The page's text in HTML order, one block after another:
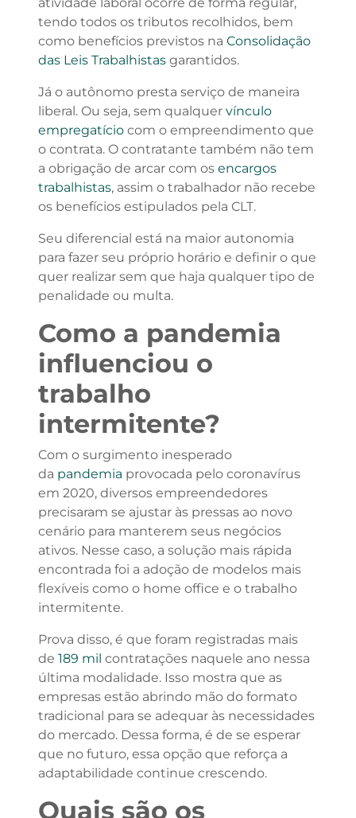
tendo todos os tributos recolhidos, bem
como benefícios previstos na Consolidação
das Leis Trabalhistasgarantidos.
Já o autônomo presta serviço de maneira
liberal. Ou seja, sem qualquer vínculo
empregatíciocom o empreendimento que
o contrata. O contratante também não tem
a obrigação de arcar com os encargos
trabalhistas, assim o trabalhador não recebe
os benefícios estipulados pela CLT.
Seu diferencial está na maior autonomia
para fazer seu próprio horário e definir o que
quer realizar sem que haja qualquer tipo de
penalidade ou multa.
Como a pandemia
influenciou o
trabalho
intermitente?
Com o surgimento inesperado
da pandemia provocada pelo coronavírus
em 2020, diversos empreendedores
precisaram se ajustar às pressas ao novo
cenário para manterem seus negócios
ativos. Nesse caso, a solução mais rápida
encontrada foi a adoção de modelos mais
flexíveis como o home office e o trabalho
intermitente.
Prova disso, é que foram registradas mais
de 189 mil contratações naquele ano nessa
última modalidade. Isso mostra que as
empresas estão abrindo mão do formato
tradicional para se adequar às necessidades
do mercado. Dessa forma, é de se esperar
que no futuro, essa opção que reforça a
adaptabilidade continue crescendo.
Quais são os